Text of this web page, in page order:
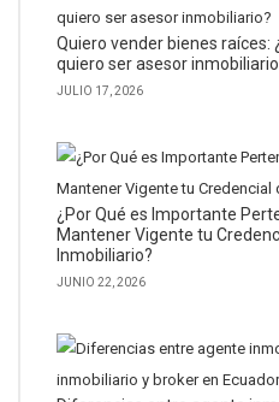
Quiero vender bienes raíces:
quiero ser asesor
JULIO 17, 2026
¿Por Qué es Importante
Mantener Vigente tu
Inmobiliario?
JUNIO 22, 2026